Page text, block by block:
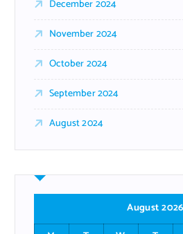
December 2024
November 2024
October 2024
September 2024
August 2024
August 2026